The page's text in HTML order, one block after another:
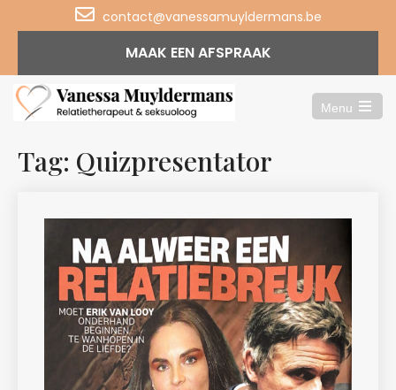
contact@vanessamuyldermans.be
MAAK EEN AFSPRAAK
Menu
Open
Tag: Quizpresentator